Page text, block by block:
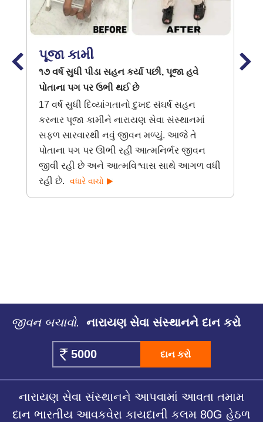
પૂજા કામી
૧૭ વર્ષ સુધી પીડા સહન કર્યા પછી, પૂજા હવે
પોતાના પગ પર ઉભી થઈ છે
17 વર્ષ સુધી દિવ્યાંગતાનો દુખદ સંઘર્ષ સહન
કરનાર પૂજા કામીને નારાયણ સેવા સંસ્થાનમાં
સફળ સારવારથી નવું જીવન મળ્યું. આજે તે
પોતાના પગ પર ઊભી રહી આત્મનિર્ભર જીવન
જીવી રહી છે અને આત્મવિશ્વાસ સાથે આગળ વધી
રહી છે.
વધારે વાચો
જીવન બચાવો. નારાયણ સેવા સંસ્થાનને દાન કરો
દાન કરો
નારાયણ સેવા સંસ્થાનને આપવામાં આવતા તમામ
દાન ભારતીય આવકવેરા કાયદાની કલમ 80G હેઠળ